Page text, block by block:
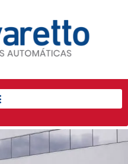
Início
Produtos